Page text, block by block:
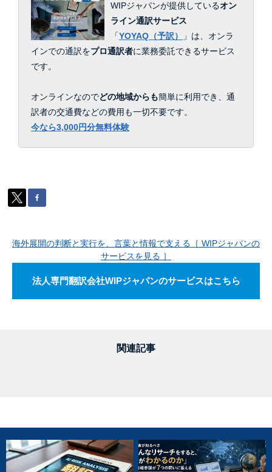
WIPジャパンが提供しているオン
ライン通訳サービス
「YOYAQ（予訳） 」は、 オンラ
インでの通訳をプロ通訳者に業務委託できるサービス
です。
オンラインなのでどの地域からも簡単に利用でき、通
訳者の交通費などの費用も一切不要です。
今なら3,000円分無料体験
海外展開の判断と実行を、言葉と情報で支える［ WIPジャパンの
サービスを見る ］
法人専門翻訳会社WIPジャパンのサービスはこちら
関連記事